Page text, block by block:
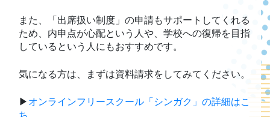
また、「出席扱い制度」の申請もサポートしてくれる
ため、内申点が心配という人や、学校への復帰を目指
しているという人にもおすすめです。
気になる方は、まずは資料請求をしてみてください。
▶オンラインフリースクール「シンガク」の詳細はこ